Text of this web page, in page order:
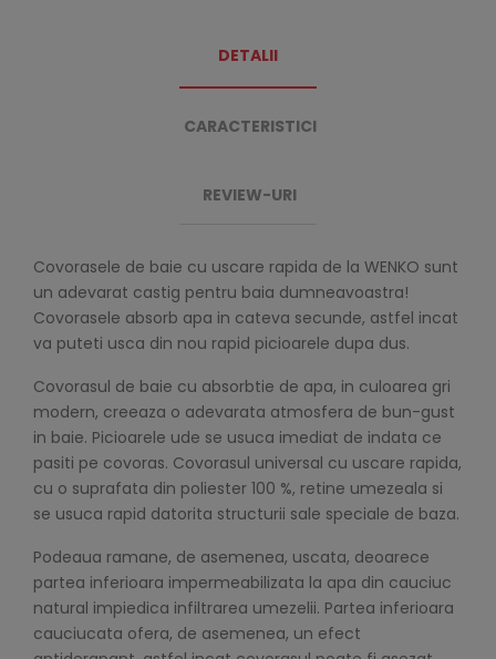
DETALII
CARACTERISTICI
REVIEW-URI
Covorasele de baie cu uscare rapida de la WENKO sunt
un adevarat castig pentru baia dumneavoastra!
Covorasele absorb apa in cateva secunde, astfel incat
va puteti usca din nou rapid picioarele dupa dus.
Covorasul de baie cu absorbtie de apa, in culoarea gri
modern, creeaza o adevarata atmosfera de bun-gust
in baie. Picioarele ude se usuca imediat de indata ce
pasiti pe covoras. Covorasul universal cu uscare rapida,
cu o suprafata din poliester 100 %, retine umezeala si
se usuca rapid datorita structurii sale speciale de baza.
Podeaua ramane, de asemenea, uscata, deoarece
partea inferioara impermeabilizata la apa din cauciuc
natural impiedica infiltrarea umezelii. Partea inferioara
cauciucata ofera, de asemenea, un efect